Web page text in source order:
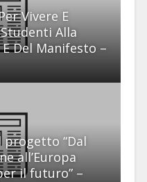
Vivere E
Alla
Del Manifesto –
progetto “Dal
all’Europa
il futuro” –